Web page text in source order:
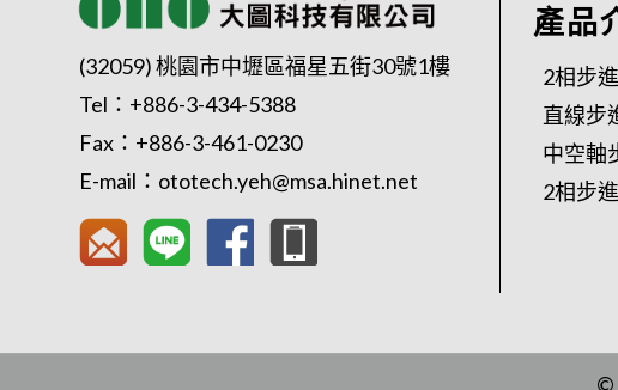
(32059) 桃園市中壢區福星五街30號1樓
Tel： +886-3-434-5388
Fax：+886-3-461-0230
E-mail： ototech.yeh@msa.hinet.net
產品
2相步
直線步
中空軸
2相步
©